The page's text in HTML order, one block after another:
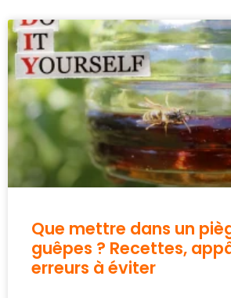
Que mettre dans un
guêpes ? Recettes,
erreurs à éviter